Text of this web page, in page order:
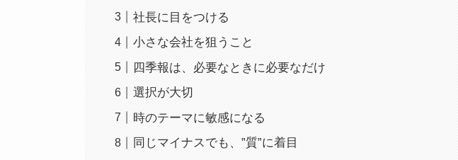
社長に目をつける
小さな会社を狙うこと
四季報は、必要なときに必要なだけ
選択が大切
時のテーマに敏感になる
同じマイナスでも、”質”に着目